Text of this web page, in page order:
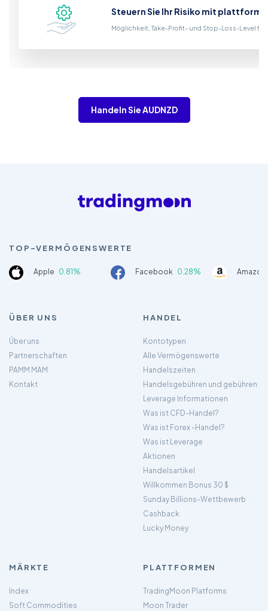
Steuern Sie Ihr Risiko mit
Möglichkeit, Take-Profit- und Stop-Loss-Level
Handeln Sie AUDNZD
TOP-VERMÖGENSWERTE
Apple 0.81% Facebook 0.28%
ÜBER UNS
Über uns
Partnerschaften
PAMM MAM
Kontakt
HANDEL
Kontotypen
Alle Vermögenswerte
Handelszeiten
Handelsgebühren und gebühren
Leverage Informationen
Was ist CFD-Handel?
Was ist Forex -Handel?
Was ist Leverage
Aktionen
Handelsartikel
Willkommen Bonus 30 $
Sunday Billions-Wettbewerb
Cashback
Lucky Money
MÄRKTE
Index
Soft Commodities
PLATTFORMEN
TradingMoon Platforms
Moon Trader